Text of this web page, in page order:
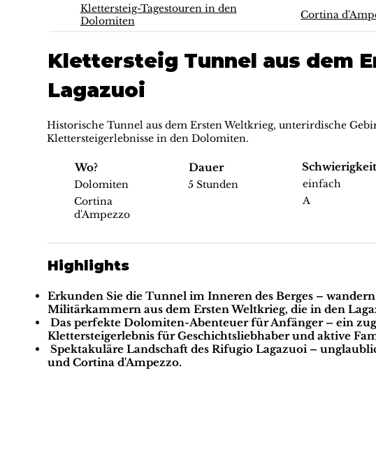
Klettersteig-Tagestouren in den
Dolomiten
Cortina
Klettersteig Tunnel aus dem
Lagazuoi
Historische Tunnel aus dem Ersten Weltkrieg, unterirdische
Klettersteigerlebnisse in den Dolomiten.
Wo?
Dolomiten
Cortina
d'Ampezzo
Dauer
5 Stunden
Schwierigkeit
einfach
A
Highlights
Erkunden Sie die Tunnel im Inneren des Berges– wandern
Militärkammern aus dem Ersten Weltkrieg, die in den
Das perfekte Dolomiten-Abenteuer für Anfänger– ein
Klettersteigerlebnis für Geschichtsliebhaber und aktive
Spektakuläre Landschaft des Rifugio Lagazuoi –
und Cortina d'Ampezzo.